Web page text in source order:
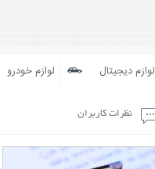
لوازم دیجیتال لوازم خودرو
نظرات کاربران